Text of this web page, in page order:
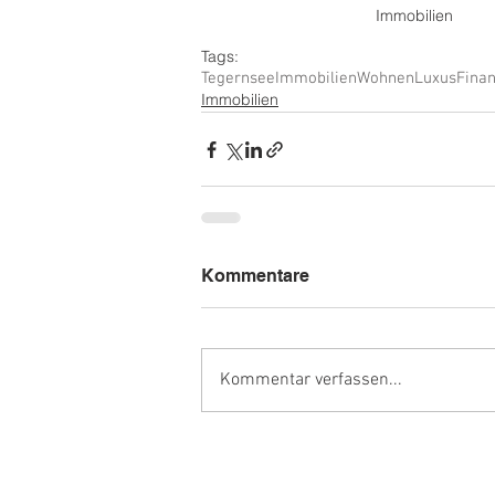
Immobilien
Tags:
TegernseeImmobilienWohnenLuxus
Immobilien
Kommentare
Kommentar verfassen...